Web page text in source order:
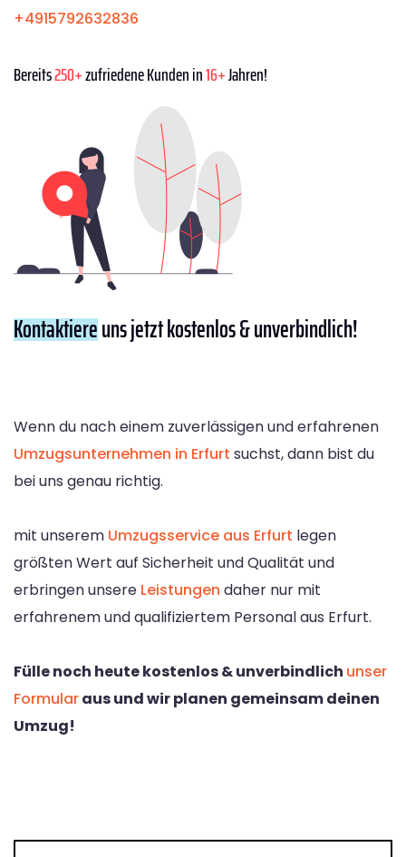
+4915792632836
Bereits250+zufriedene Kunden in16+Jahren!
Kontaktiereuns jetzt kostenlos & unverbindlich!
Wenn du nach einem zuverlässigen und erfahrenen
Umzugsunternehmen in Erfurt suchst, dann bist du
bei uns genau richtig.
mit unserem Umzugsservice aus Erfurt legen
größten Wert auf Sicherheit und Qualität und
erbringen unsere Leistungen daher nur mit
erfahrenem und qualifiziertem Personal aus Erfurt.
Fülle noch heute kostenlos & unverbindlich unser
Formularaus und wir planen gemeinsam deinen
Umzug!